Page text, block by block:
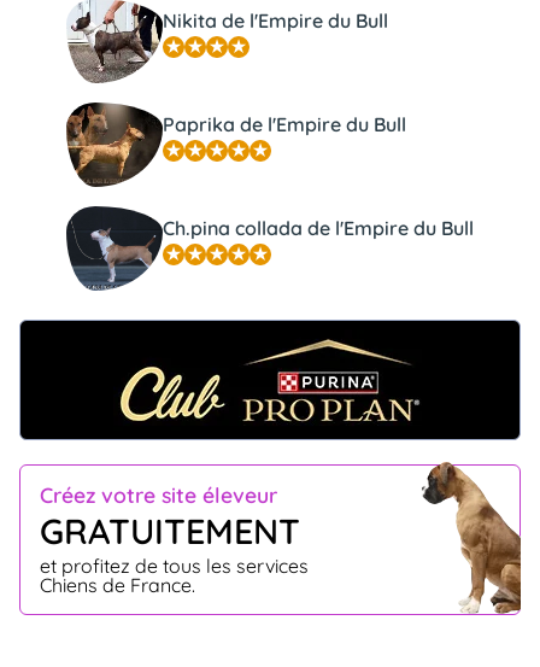
Créez votre site éleveur
GRATUITEMENT
et profitez de tous les services
Chiens de France.
Nikita de l'Empire du Bull
Paprika de l'Empire du Bull
Ch.pina collada de l'Empire du Bull